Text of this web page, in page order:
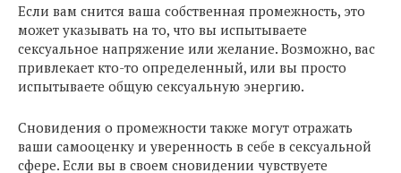
Если вам снится ваша собственная промежность, это
может указывать на то, что вы испытываете
сексуальное напряжение или желание. Возможно, вас
привлекает кто-то определенный, или вы просто
испытываете общую сексуальную энергию.
Сновидения о промежности также могут отражать
ваши самооценку и уверенность в себе в сексуальной
сфере. Если вы в своем сновидении чувствуете